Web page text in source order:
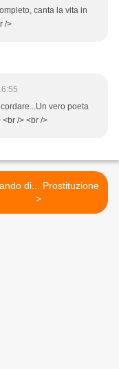
canta la vita in
/>
vero poeta
/> <br />
di... Prostituzione
>